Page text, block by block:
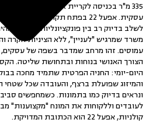
335 מ"ר בכניסה לקריית אריה
אינם סתם
עסקית.אפעל 22 בפתח תקווה
הוא אחד
לשלב בדיוק רב בין פונקציונליות, נגישות
משרד שמרגיש "לעניין", ללא הציניות הקרה
עמוסים. זהו מרחב שמדבר בשפה של עסקים,
הצורך האנושי בנוחות ובתחושת שליטה.
היום-יומי: החניה הפרטית שתמיד מחכה
והמיזוג שפועלת ברצף, והעובדה שכל שטחי
ונראים בדיוק כמו בתמונות. כשמחפשים
לעובדים וללקוחות את המונח "מקצוענות"
קולניות, אפעל 22 הוא הכתובת המדויקת.